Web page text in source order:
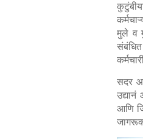
मुले व
सदर
उद्यानं
आणि